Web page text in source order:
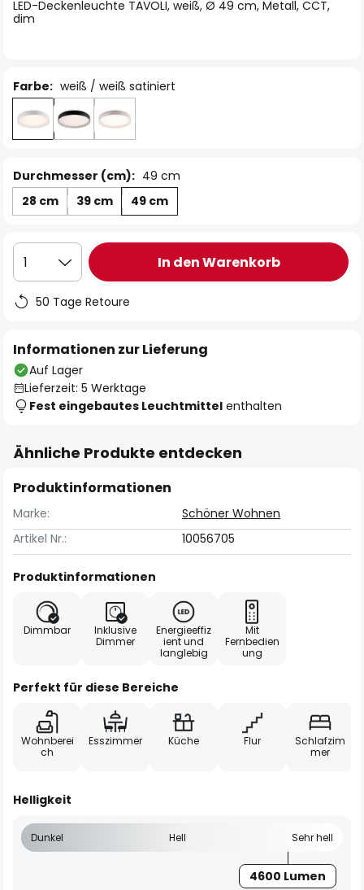
LED-Deckenleuchte TAVOLI, weiß, Ø 49 cm, Metall, CCT,
dim
Farbe: weiß / weiß satiniert
Durchmesser (cm): 49 cm
28 cm
39 cm 49 cm
1 In den Warenkorb
50 Tage Retoure
Informationen zur Lieferung
Auf Lager
Lieferzeit: 5 Werktage
Fest eingebautes Leuchtmittel enthalten
Ähnliche Produkte entdecken
Produktinformationen
Marke:
Schöner Wohnen
Artikel Nr.:
10056705
Produktinformationen
Dimmbar
Inklusive
Dimmer
Energieeffiz
ient und
langlebig
Mit
Fernbedien
ung
Perfekt für diese Bereiche
Wohnberei
ch
Esszimmer Küche Flur
Schlafzim
mer
Helligkeit
Dunkel Hell Sehr hell
4600 Lumen